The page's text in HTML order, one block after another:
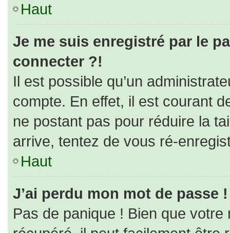
Haut
Je me suis enregistré par le
connecter ?!
Il est possible qu’un
compte. En effet, il est courant
ne postant pas pour réduire la
arrive, tentez de vous ré-
Haut
J’ai perdu mon mot de passe !
Pas de panique ! Bien que